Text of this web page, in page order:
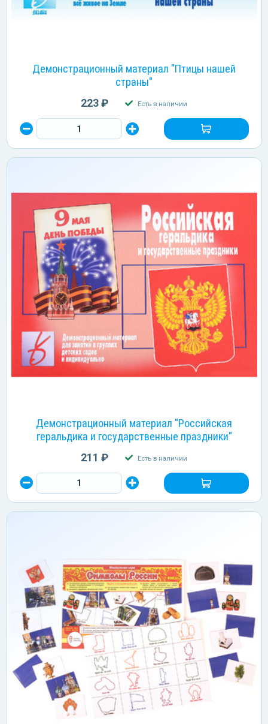
Демонстрационный материал "Птицы нашей
страны"
223 ₽ Есть в наличии
Демонстрационный материал "Российская
геральдика и государственные праздники"
211 ₽ Есть в наличии